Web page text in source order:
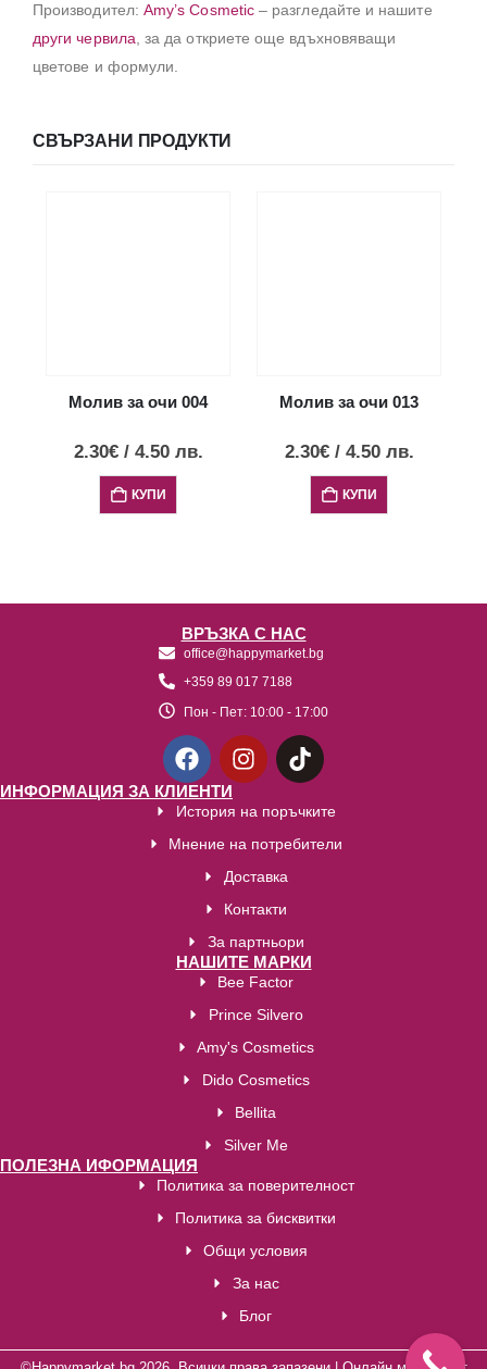
Производител: Amy’s Cosmetic– разгледайте и нашите
други червила, за да откриете още вдъхновяващи
цветове и формули.
СВЪРЗАНИ ПРОДУКТИ
Молив за очи 004
2.30€ / 4.50 лв.
КУПИ
Молив за очи 013
2.30€ / 4.50 лв.
КУПИ
ВРЪЗКА С НАС
office@happymarket.bg
+359 89 017 7188
Пон - Пет: 10:00 - 17:00
ИНФОРМАЦИЯ ЗА КЛИЕНТИ
История на поръчките
Мнение на потребители
Доставка
Контакти
За партньори
НАШИТЕ МАРКИ
Bee Factor
Prince Silvero
Amy's Cosmetics
Dido Cosmetics
Bellita
Silver Me
ПОЛЕЗНА ИФОРМАЦИЯ
Политика за поверителност
Политика за бисквитки
Общи условия
За нас
Блог